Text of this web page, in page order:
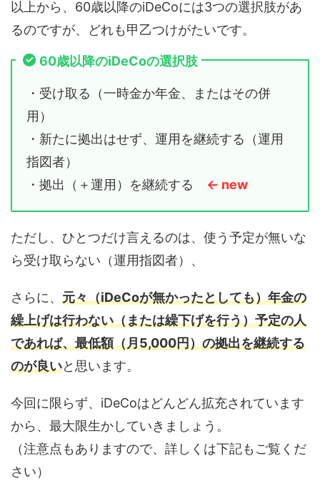
以上から、60歳以降のiDeCoには3つの選択肢があ
るのですが、どれも甲乙つけがたいです。
60歳以降のiDeCoの選択肢
・受け取る（一時金か年金、またはその併
用）
・新たに拠出はせず、運用を継続する（運用
指図者）
・拠出（＋運用）を継続する ← new
ただし、ひとつだけ言えるのは、使う予定が無いな
ら受け取らない（運用指図者）、
さらに、 元々（iDeCoが無かったとしても）年金の
繰上げは行わない（または繰下げを行う）予定の人
であれば、最低額（月5,000円）の拠出を継続する
のが良いと思います。
今回に限らず、iDeCoはどんどん拡充されています
から、最大限生かしていきましょう。
（注意点もありますので、詳しくは下記もご覧くだ
さい）